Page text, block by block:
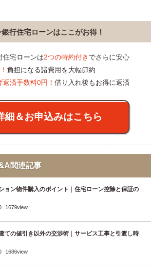
銀行住宅ローンはここがお得！
住宅ローンは2つの特約付き でさらに安心
負担になる諸費用を大幅節約
返済手数料0円！ 借り入れ後もお得に返済
細＆お申込みはこちら
関連記事
ョン物件購入のポイント｜住宅ローン控除と保証の
1679view
ての値引き以外の交渉術｜サービス工事と引渡し時
1686view